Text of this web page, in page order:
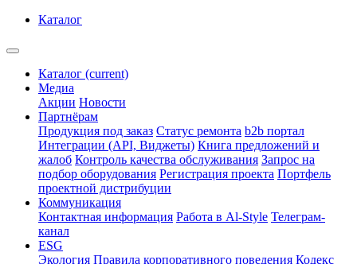
Каталог
Каталог (current)
Медиа
Акции Новости
Партнёрам
Продукция под заказ Статус ремонта b2b портал
Интеграции (API, Виджеты) Книга предложений и
жалоб Контроль качества обслуживания Запрос на
подбор оборудования Регистрация проекта Портфель
проектной дистрибуции
Коммуникация
Контактная информация Работа в Al-Style Телеграм-
канал
ESG
Экология Правила корпоративного поведения Кодекс